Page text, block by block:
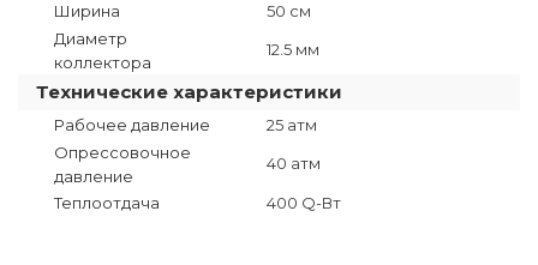
Ширина
50 см
Диаметр
коллектора
12.5 мм
Технические характеристики
Рабочее давление
25 атм
Опрессовочное
давление
40 атм
Теплоотдача 400 Q-Вт